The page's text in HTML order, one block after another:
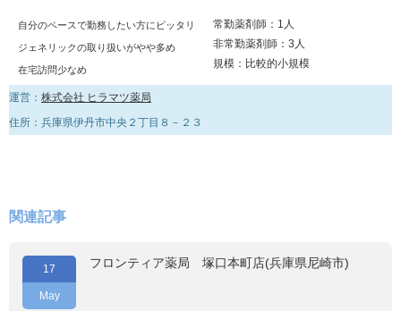
自分のペースで勤務したい方にピッタリ
ジェネリックの取り扱いがやや多め
在宅訪問少なめ
常勤薬剤師：1人
非常勤薬剤師：3人
規模：比較的小規模
運営： 株式会社 ヒラマツ薬局
住所：兵庫県伊丹市中央２丁目８－２３
関連記事
17
May
フロンティア薬局 塚口本町店(兵庫県尼崎市)